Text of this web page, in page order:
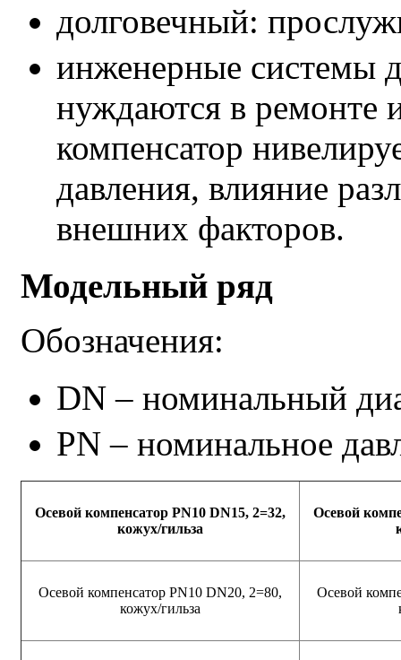
долговечный:
инженерные системы
нуждаются в ремонте
компенсатор
давления, влияние
внешних факторов.
Модельный ряд
Обозначения:
DN – номинальный
PN – номинальное
Осевой компенсатор PN10 DN15, 2=32,
кожух/гильза
Осевой
Осевой компенсатор PN10 DN20, 2=80,
кожух/гильза
Осевой